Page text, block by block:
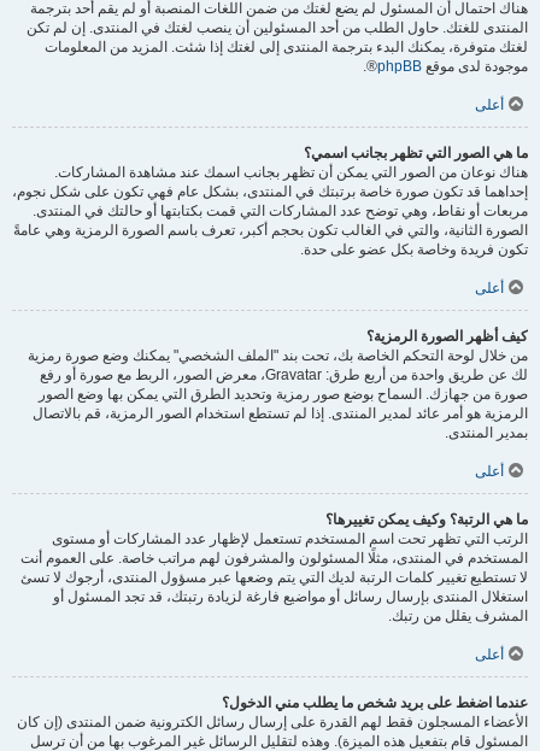
هناك احتمال أن المسئول لم يضع لغتك من ضمن اللغات المنصبة أو لم يقم أحد بترجمة
المنتدى للغتك. حاول الطلب من أحد المسئولين أن ينصب لغتك في المنتدى. إن لم تكن
لغتك متوفرة، يمكنك البدء بترجمة المنتدى إلى لغتك إذا شئت. المزيد من المعلومات
موجودة لدى موقع phpBB
®.
أعلى
ما هي الصور التي تظهر بجانب اسمي؟
هناك نوعان من الصور التي يمكن أن تظهر بجانب اسمك عند مشاهدة المشاركات.
إحداهما قد تكون صورة خاصة برتبتك في المنتدى، بشكل عام فهي تكون على شكل نجوم،
مربعات أو نقاط، وهي توضح عدد المشاركات التي قمت بكتابتها أو حالتك في المنتدى.
الصورة الثانية، والتي في الغالب تكون بحجم أكبر، تعرف باسم الصورة الرمزية وهي عامةً
تكون فريدة وخاصة بكل عضو على حدة.
أعلى
كيف أظهر الصورة الرمزية؟
من خلال لوحة التحكم الخاصة بك، تحت بند "الملف الشخصي" يمكنك وضع صورة رمزية
لك عن طريق واحدة من أربع طرق: Gravatar، معرض الصور، الربط مع صورة أو رفع
صورة من جهازك. السماح بوضع صور رمزية وتحديد الطرق التي يمكن بها وضع الصور
الرمزية هو أمر عائد لمدير المنتدى. إذا لم تستطع استخدام الصور الرمزية، قم بالاتصال
بمدير المنتدى.
أعلى
ما هي الرتبة؟ وكيف يمكن تغييرها؟
الرتب التي تظهر تحت اسم المستخدم تستعمل لإظهار عدد المشاركات أو مستوى
المستخدم في المنتدى، مثلًا المسئولون والمشرفون لهم مراتب خاصة. على العموم أنت
لا تستطيع تغيير كلمات الرتبة لديك التي يتم وضعها عبر مسؤول المنتدى، أرجوك لا تسئ
استغلال المنتدى بإرسال رسائل أو مواضيع فارغة لزيادة رتبتك، قد تجد المسئول أو
المشرف يقلل من رتبك.
أعلى
عندما اضغط على بريد شخص ما يطلب مني الدخول؟
الأعضاء المسجلون فقط لهم القدرة على إرسال رسائل الكترونية ضمن المنتدى (إن كان
المسئول قام بتفعيل هذه الميزة). وهذه لتقليل الرسائل غير المرغوب بها من أن ترسل